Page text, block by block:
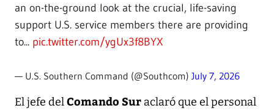
an on-the-ground look at the crucial, life-saving
support U.S. service members there are providing
to... pic.twitter.com/ygUx3f8BYX
— U.S. Southern Command (@Southcom) July 7, 2026
El jefe delComando Sur aclaró que el personal